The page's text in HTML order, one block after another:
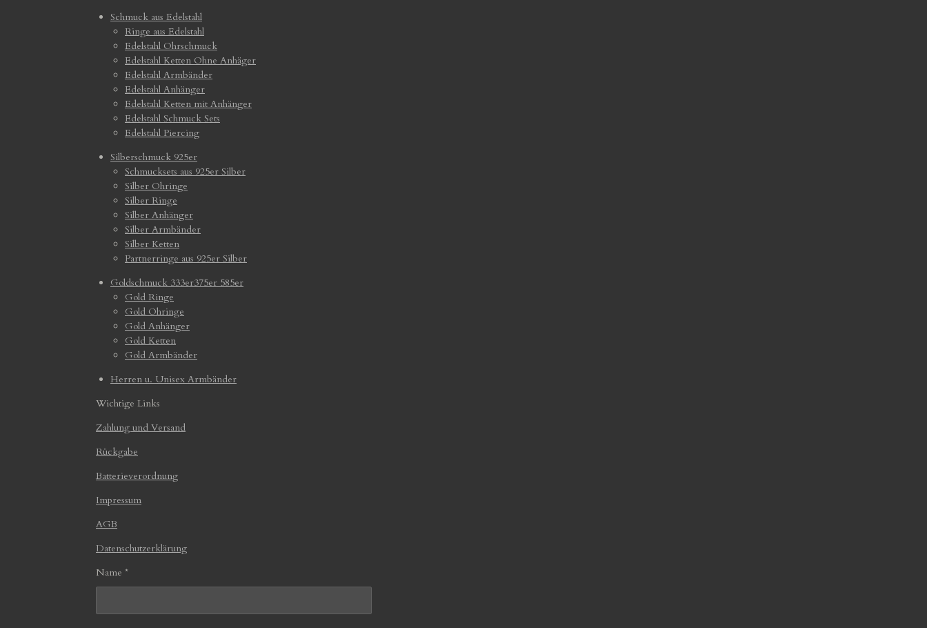
Schmuck aus Edelstahl
Ringe aus Edelstahl
Edelstahl Ohrschmuck
Edelstahl Ketten Ohne Anhäger
Edelstahl Armbänder
Edelstahl Anhänger
Edelstahl Ketten mit Anhänger
Edelstahl Schmuck Sets
Edelstahl Piercing
Silberschmuck 925er
Schmucksets aus 925er Silber
Silber Ohringe
Silber Ringe
Silber Anhänger
Silber Armbänder
Silber Ketten
Partnerringe aus 925er Silber
Goldschmuck 333er375er 585er
Gold Ringe
Gold Ohringe
Gold Anhänger
Gold Ketten
Gold Armbänder
Herren u. Unisex Armbänder
Wichtige Links
Zahlung und Versand
Rückgabe
Batterieverordnung
Impressum
AGB
Datenschutzerklärung
Name *